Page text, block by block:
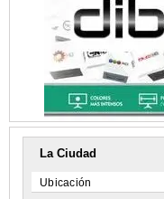
La Ciudad
Ubicación